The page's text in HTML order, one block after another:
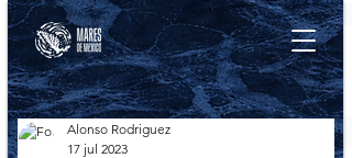
Alonso Rodriguez
17 jul 2023